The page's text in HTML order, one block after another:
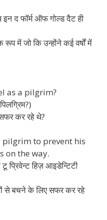
द फॉर्म ऑफ गोल्ड दैट ही
रूप में जो कि उन्होंने कई वर्षों में
as a pilgrim?
सफर कर रहे थे?
pilgrim to prevent his
on the way.
प्रिवेन्ट हिज़ आइडेन्टिटी
से बचने के लिए सफर कर रहे